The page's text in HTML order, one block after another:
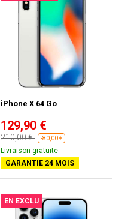
iPhone X 64 Go
129,90 €
210,00 € -80,00 €
Livraison gratuite
GARANTIE 24 MOIS
EN EXCLU